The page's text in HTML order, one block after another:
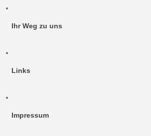
Ihr Weg zu uns
Links
Impressum